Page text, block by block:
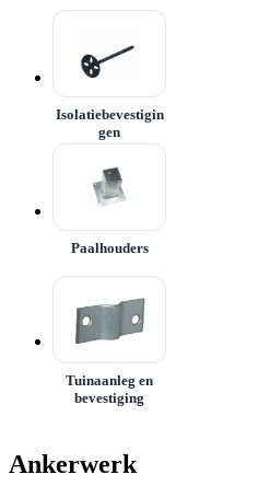
Isolatiebevestigin
gen
Paalhouders
Tuinaanleg en
bevestiging
Ankerwerk